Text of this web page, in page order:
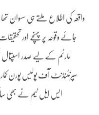
واقعہ کی اطلاع ملتے ہی سسوان
جائے وقوعہ پر پہنچے اور
مارٹم کے لیے صدر اسپتال
سپرنٹنڈنٹ آف پولیس پورن
ایس ایل ٹیم نے بھی